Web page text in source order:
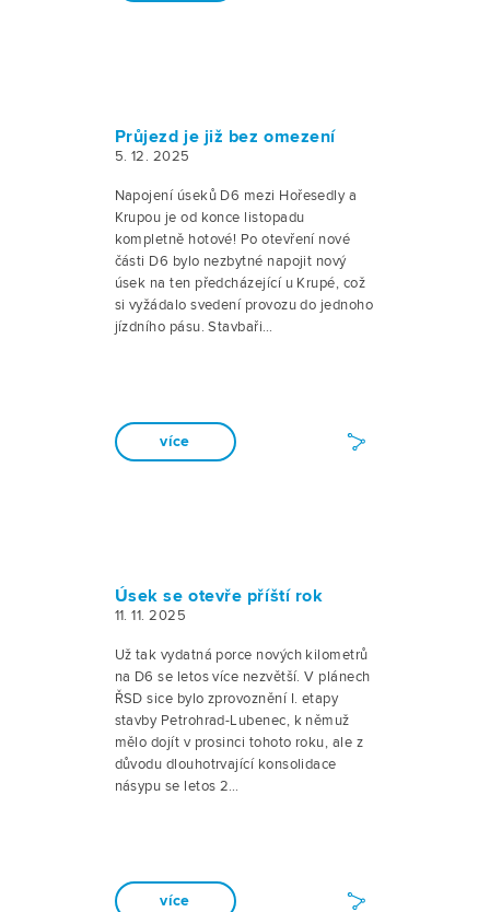
Průjezd je již bez omezení
5. 12. 2025
Napojení úseků D6 mezi Hořesedly a
Krupou je od konce listopadu
kompletně hotové! Po otevření nové
části D6 bylo nezbytné napojit nový
úsek na ten předcházející u Krupé, což
si vyžádalo svedení provozu do jednoho
jízdního pásu. Stavbaři…
více
Úsek se otevře příští rok
11. 11. 2025
Už tak vydatná porce nových kilometrů
na D6 se letos více nezvětší. V plánech
ŘSD sice bylo zprovoznění I. etapy
stavby Petrohrad-Lubenec, k němuž
mělo dojít v prosinci tohoto roku, ale z
důvodu dlouhotrvající konsolidace
násypu se letos 2…
více